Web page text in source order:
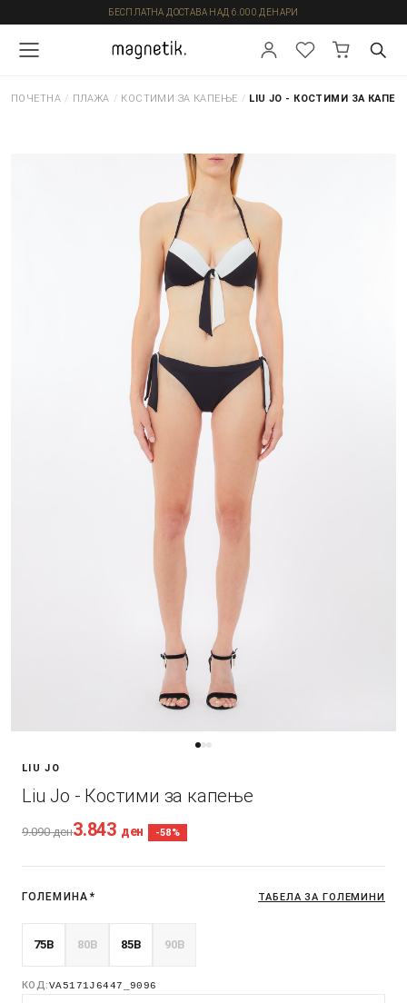
БЕСПЛАТНА ДОСТАВА НАД 6.000 ДЕНАРИ
ПОЧЕТНА / ПЛАЖА / КОСТИМИ ЗА КАПЕЊЕ / LIU JO - КОСТИМИ ЗА
LIU JO
Liu Jo - Костими за капење
9.090ден3.843 ден -58%
ГОЛЕМИНА * ТАБЕЛА ЗА ГОЛЕМИНИ
75B 80B 85B 90B
КОД:VA5171J6447_9096